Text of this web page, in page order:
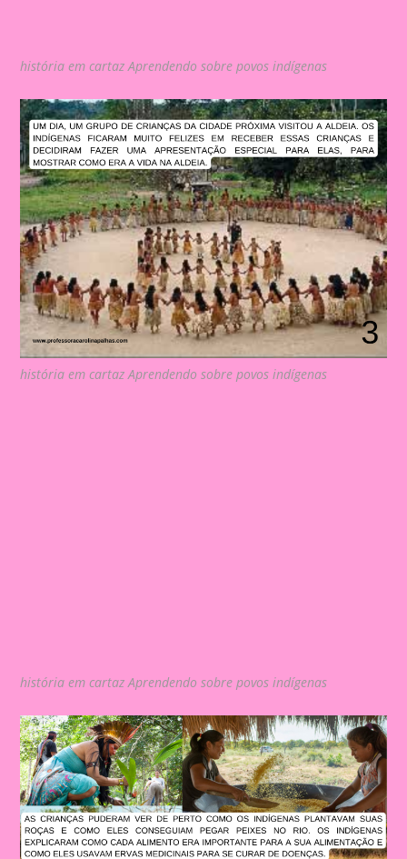
história em cartaz Aprendendo sobre povos indígenas
história em cartaz Aprendendo sobre povos indígenas
história em cartaz Aprendendo sobre povos indígenas